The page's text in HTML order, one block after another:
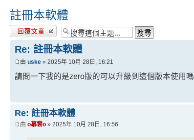
註冊本軟體
發表回覆
Re: 註冊本軟體
由 uske » 2025年 10月 28日, 16:21
請問一下我的是zero版的可以升級到這個版本使用嗎
Re: 註冊本軟體
由 o慕雲o » 2025年 10月 28日, 16:56